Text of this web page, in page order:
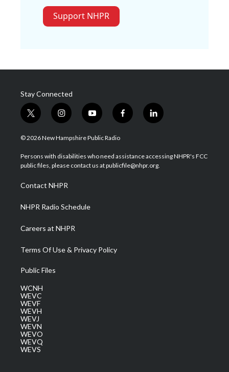
Support NHPR
Stay Connected
t
w
i
t
e
i
n
s
a
g
a
m
y
o
u
u
b
f
a
b
o
l
i
e
d
© 2026 New Hampshire Public Radio
Persons with disabilities who need assistance accessing NHPR's FCC
public files, please contact us at publicfile@nhpr.org.
Contact NHPR
NHPR Radio Schedule
Careers at NHPR
Terms Of Use & Privacy Policy
Public Files
WCNH
WEVC
WEVF
WEVH
WEVJ
WEVN
WEVO
WEVQ
WEVS